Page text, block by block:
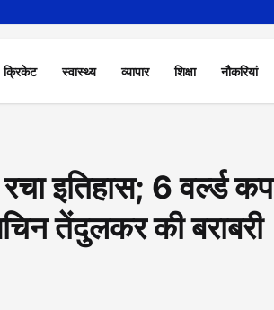
क्रिकेट स्वास्थ्य व्यापार शिक्षा नौकरियां
इतिहास; 6 वर्ल्ड कप
तेंदुलकर की बराबरी